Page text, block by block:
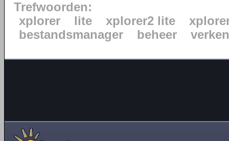
Trefwoorden:
xplorer
lite xplorer2 lite
bestandsmanager
beheer